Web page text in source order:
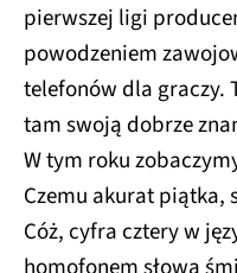
pierwszej ligi
powodzeniem
telefonów dla graczy.
tam swoją dobrze
W tym roku
Czemu akurat piątka,
Cóż, cyfra cztery w